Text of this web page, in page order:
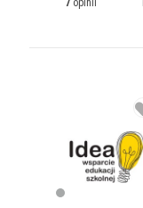
7 opinii